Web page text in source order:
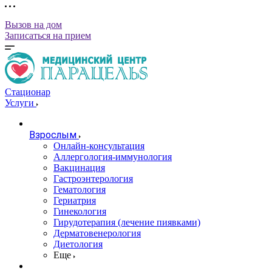
Вызов на дом
Записаться на прием
Стационар
Услуги
Взрослым
Онлайн-консультация
Аллергология-иммунология
Вакцинация
Гастроэнтерология
Гематология
Гериатрия
Гинекология
Гирудотерапия (лечение пиявками)
Дерматовенерология
Диетология
Еще